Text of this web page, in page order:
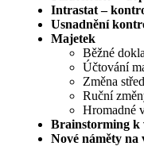
Intrastat –
Usnadnění
Majetek
Běžné
Účtování
Změna
Ruční
Hromadné
Brainstorming k
Nové náměty na